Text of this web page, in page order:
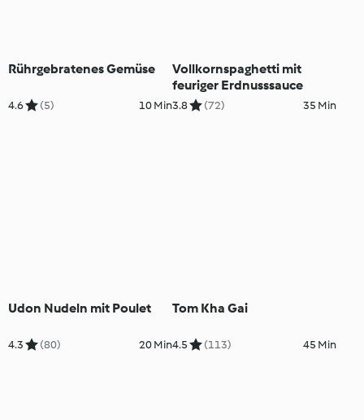
Rührgebratenes Gemüse
4.6 (5) 10 Min
Vollkornspaghetti mit
feuriger Erdnusssauce
3.8 (72) 35 Min
Udon Nudeln mit Poulet
4.3 (80) 20 Min
Tom Kha Gai
4.5 (113) 45 Min